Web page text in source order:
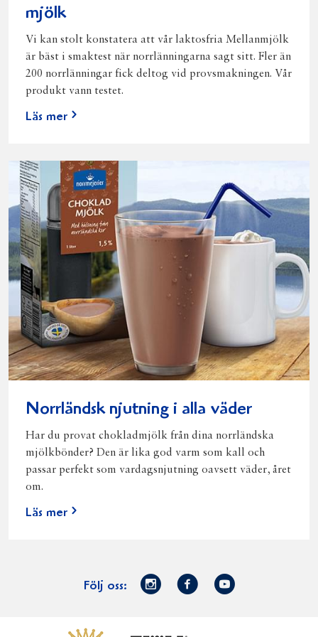
mjölk
Vi kan stolt konstatera att vår laktosfria Mellanmjölk
är bäst i smaktest när norrlänningarna sagt sitt. Fler än
200 norrlänningar fick deltog vid provsmakningen. Vår
produkt vann testet.
Läs mer
Norrländsk njutning i alla väder
Har du provat chokladmjölk från dina norrländska
mjölkbönder? Den är lika god varm som kall och
passar perfekt som vardagsnjutning oavsett väder, året
om.
Läs mer
Följ oss:
Norrmejerier
Facebook
Youtube
VästerbottensostFjällfil